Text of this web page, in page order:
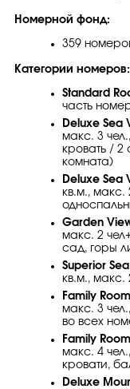
Номерной фонд:
359
Категории номеров:
Standard
часть
Deluxe Sea
макс. 3
кровать / 2
комната)
Deluxe Sea
кв.м., макс.
Garden
макс. 2
сад, горы
Superior
кв.м., макс.
Family
макс. 3
во всех
Family
макс. 4
кровати,
Deluxe